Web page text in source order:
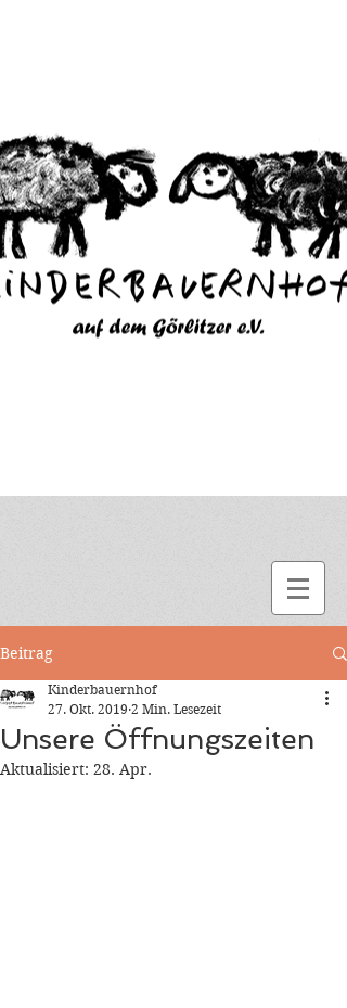
Beitrag
Unsere Öffnungszeiten
Kinderbauernhof
27. Okt. 2019 2 Min. Lesezeit
Aktualisiert: 28. Apr.